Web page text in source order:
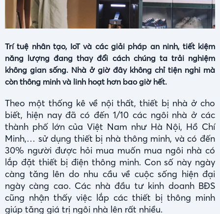
Trí tuệ nhân tạo, IoT và các giải pháp an ninh, tiết kiệm
năng lượng đang thay đổi cách chúng ta trải nghiệm
không gian sống. Nhà ở giờ đây không chỉ tiện nghi mà
còn thông minh và linh hoạt hơn bao giờ hết.
Theo một thống kê về nội thất, thiết bị nhà ở cho
biết, hiện nay đã có đến 1/10 các ngôi nhà ở các
thành phố lớn của Việt Nam như Hà Nội, Hồ Chí
Minh,… sử dụng thiết bị nhà thông minh, và có đến
30% người được hỏi mua muốn mua ngôi nhà có
lắp đặt thiết bị điện thông minh. Con số này ngày
càng tăng lên do nhu cầu về cuộc sống hiện đại
ngày càng cao. Các nhà đầu tư kinh doanh BĐS
cũng nhận thấy việc lắp các thiết bị thông minh
giúp tăng giá trị ngôi nhà lên rất nhiều.